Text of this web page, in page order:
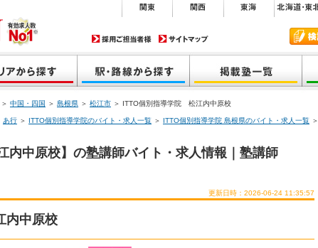
＞ 中国・四国 ＞ 島根県 ＞ 松江市 ＞ ITTO個別指導学院 松江内中原校
あ行 ＞ ITTO個別指導学院のバイト・求人一覧 ＞ ITTO個別指導学院 島根県のバイト・求人一覧 ＞
内中原校】の塾講師バイト・求人情報｜塾講師
更新日時：2026-06-24 11:35:57
内中原校